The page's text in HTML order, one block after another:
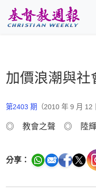
加價浪潮與社
第2403 期 （2010 年 9 月 12
◎ 教會之聲 ◎ 陸輝
分享：